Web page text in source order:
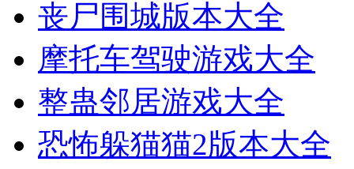
丧尸围城版本大全
摩托车驾驶游戏大全
整蛊邻居游戏大全
恐怖躲猫猫2版本大全